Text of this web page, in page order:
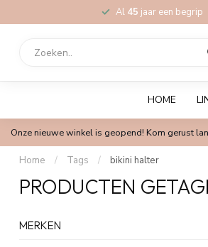
Al 45 jaar een begrip
HOME
Onze nieuwe winkel is geopend! Kom gerust
Home / Tags / bikini halter
PRODUCTEN
MERKEN